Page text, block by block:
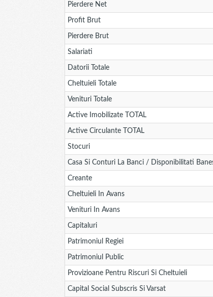
Pierdere Net
Profit Brut
Pierdere Brut
Salariati
Datorii Totale
Cheltuieli Totale
Venituri Totale
Active Imobilizate TOTAL
Active Circulante TOTAL
Stocuri
Casa Si Conturi La Banci / Disponibilitati
Creante
Cheltuieli In Avans
Venituri In Avans
Capitaluri
Patrimoniul Regiei
Patrimoniul Public
Provizioane Pentru Riscuri Si Cheltuieli
Capital Social Subscris Si Varsat